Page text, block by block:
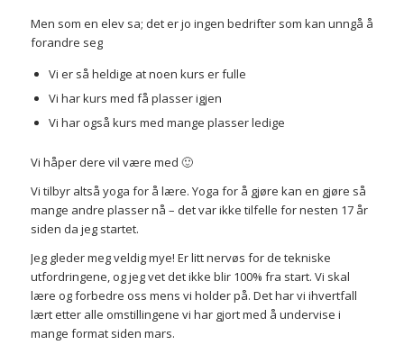
Men som en elev sa; det er jo ingen bedrifter som kan unngå å
forandre seg
Vi er så heldige at noen kurs er fulle
Vi har kurs med få plasser igjen
Vi har også kurs med mange plasser ledige
Vi håper dere vil være med 🙂
Vi tilbyr altså yoga for å lære. Yoga for å gjøre kan en gjøre så
mange andre plasser nå – det var ikke tilfelle for nesten 17 år
siden da jeg startet.
Jeg gleder meg veldig mye! Er litt nervøs for de tekniske
utfordringene, og jeg vet det ikke blir 100% fra start. Vi skal
lære og forbedre oss mens vi holder på. Det har vi ihvertfall
lært etter alle omstillingene vi har gjort med å undervise i
mange format siden mars.